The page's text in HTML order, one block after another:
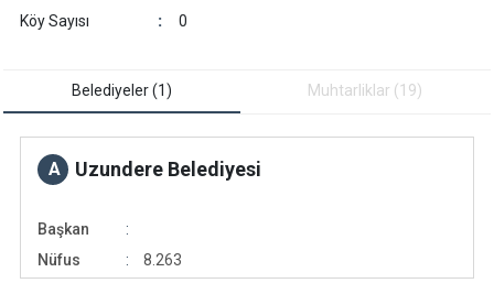
Karaçoban
Köprüköy
Palandöken
Köy Sayısı
: 0
Belediyeler (1) Muhtarliklar (19)
A Uzundere Belediyesi
Başkan
Nüfus
8.263